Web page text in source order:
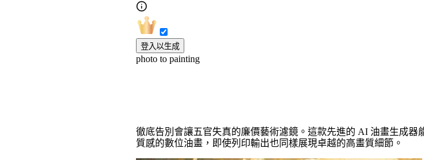
登入以生成
photo to painting
徹底告別會讓五官失真的廉價藝術濾鏡。這款先進的 AI 油畫生成
質感的數位油畫，即使列印輸出也同樣展現卓越的高畫質細節。